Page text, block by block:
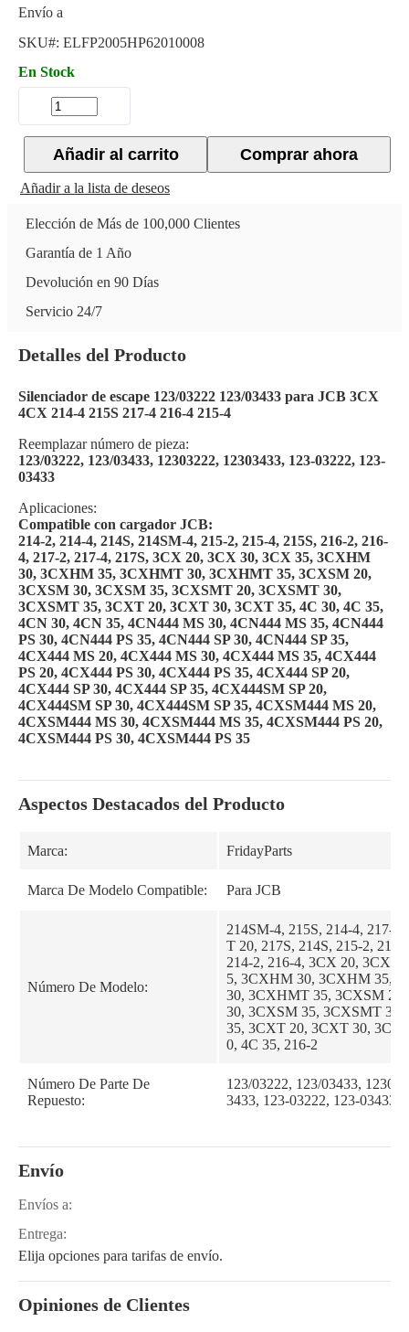
Envío a
SKU#: ELFP2005HP62010008
En Stock
Comprar ahora
Añadir al carrito
Añadir a la lista de deseos
Elección de Más de 100,000 Clientes
Garantía de 1 Año
Devolución en 90 Días
Servicio 24/7
Detalles del Producto
Silenciador de escape 123/03222 123/03433 para JCB 3CX
4CX 214-4 215S 217-4 216-4 215-4
Reemplazar número de pieza:
123/03222, 123/03433, 12303222, 12303433, 123-03222, 123-
03433
Aplicaciones:
Compatible con cargador JCB:
214-2, 214-4, 214S, 214SM-4, 215-2, 215-4, 215S, 216-2, 216-
4, 217-2, 217-4, 217S, 3CX 20, 3CX 30, 3CX 35, 3CXHM
30, 3CXHM 35, 3CXHMT 30, 3CXHMT 35, 3CXSM 20,
3CXSM 30, 3CXSM 35, 3CXSMT 20, 3CXSMT 30,
3CXSMT 35, 3CXT 20, 3CXT 30, 3CXT 35, 4C 30, 4C 35,
4CN 30, 4CN 35, 4CN444 MS 30, 4CN444 MS 35, 4CN444
PS 30, 4CN444 PS 35, 4CN444 SP 30, 4CN444 SP 35,
4CX444 MS 20, 4CX444 MS 30, 4CX444 MS 35, 4CX444
PS 20, 4CX444 PS 30, 4CX444 PS 35, 4CX444 SP 20,
4CX444 SP 30, 4CX444 SP 35, 4CX444SM SP 20,
4CX444SM SP 30, 4CX444SM SP 35, 4CXSM444 MS 20,
4CXSM444 MS 30, 4CXSM444 MS 35, 4CXSM444 PS 20,
4CXSM444 PS 30, 4CXSM444 PS 35
Aspectos Destacados del Producto
Marca: FridayParts
Marca De Modelo Compatible: Para JCB
Número De Modelo:
214SM-4, 215S, 214-4, 217-
T 20, 217S, 214S, 215-2, 215-
214-2, 216-4, 3CX 20, 3CX
5, 3CXHM 30, 3CXHM 35,
30, 3CXHMT 35, 3CXSM
30, 3CXSM 35, 3CXSMT 30,
35, 3CXT 20, 3CXT 30,
0, 4C 35, 216-2
Número De Parte De
Repuesto:
123/03222, 123/03433,
3433, 123-03222, 123-03433
Envío
Envíos a:
Entrega:
Elija opciones para tarifas de envío.
Opiniones de Clientes